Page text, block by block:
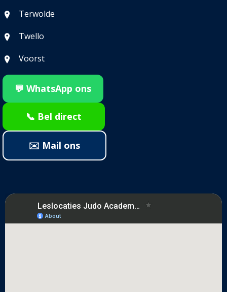
Terwolde
Twello
Voorst
💬 WhatsApp ons
📞 Bel direct
✉️ Mail ons